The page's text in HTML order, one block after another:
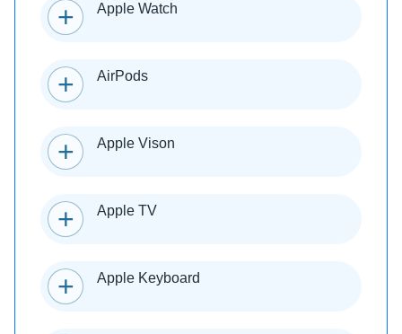
Apple Watch
AirPods
Apple Vison
Apple TV
Apple Keyboard